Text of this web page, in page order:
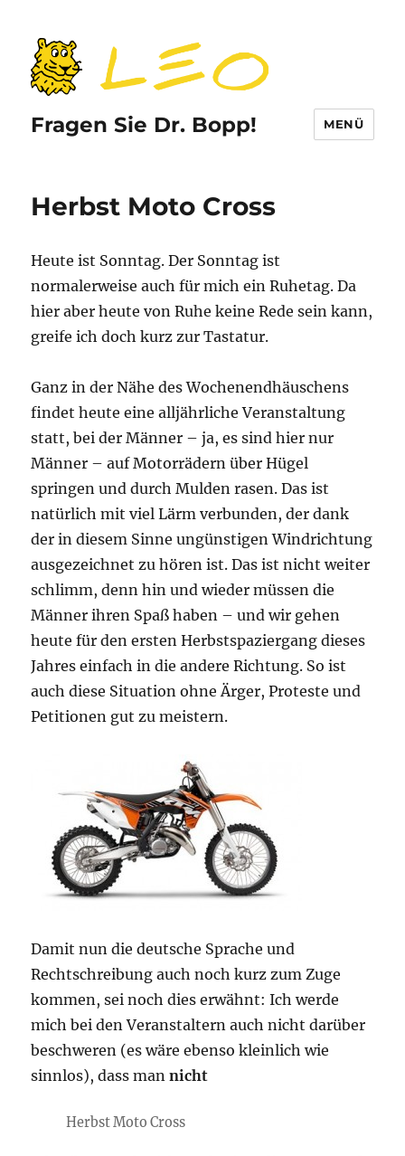
Fragen Sie Dr. Bopp! MENÜ
Herbst Moto Cross
Heute ist Sonntag. Der Sonntag ist
normalerweise auch für mich ein Ruhetag. Da
hier aber heute von Ruhe keine Rede sein kann,
greife ich doch kurz zur Tastatur.
Ganz in der Nähe des Wochenendhäuschens
findet heute eine alljährliche Veranstaltung
statt, bei der Männer – ja, es sind hier nur
Männer – auf Motorrädern über Hügel
springen und durch Mulden rasen. Das ist
natürlich mit viel Lärm verbunden, der dank
der in diesem Sinne ungünstigen Windrichtung
ausgezeichnet zu hören ist. Das ist nicht weiter
schlimm, denn hin und wieder müssen die
Männer ihren Spaß haben – und wir gehen
heute für den ersten Herbstspaziergang dieses
Jahres einfach in die andere Richtung. So ist
auch diese Situation ohne Ärger, Proteste und
Petitionen gut zu meistern.
Damit nun die deutsche Sprache und
Rechtschreibung auch noch kurz zum Zuge
kommen, sei noch dies erwähnt: Ich werde
mich bei den Veranstaltern auch nicht darüber
beschweren (es wäre ebenso kleinlich wie
sinnlos), dass mannicht
Herbst Moto Cross